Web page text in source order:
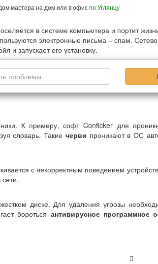
мастера на дом или в офиспо Углянцу
в системе компьютера и портит
электронные письма – спам.
и запускает его установку.
К примеру, софт Conficker для
словарь. Такие черви проникают в ОС
с некорректным поведением
диске. Для удаления угрозы
бороться антивирусное программное